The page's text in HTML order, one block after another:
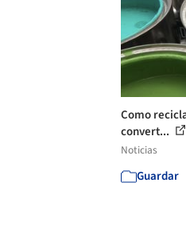
Como
convert...
Noticias
Guardar